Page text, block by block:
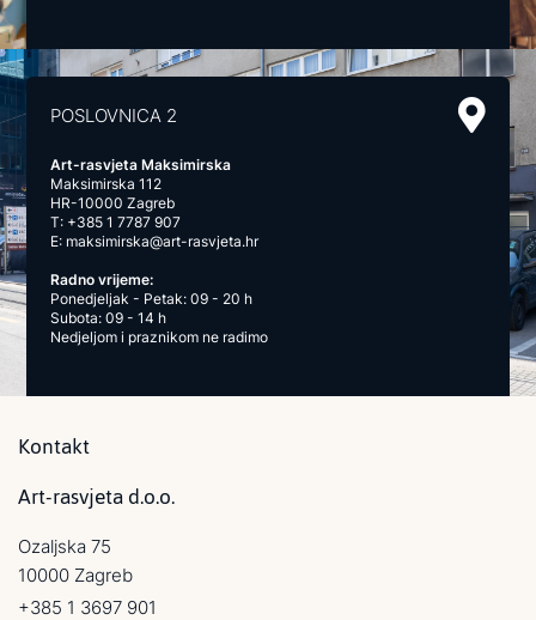
POSLOVNICA 2
Art-rasvjeta Maksimirska
Maksimirska 112
HR-10000 Zagreb
T: +385 1 7787 907
E: maksimirska@art-rasvjeta.hr
Radno vrijeme:
Ponedjeljak - Petak: 09 - 20 h
Subota: 09 - 14 h
Nedjeljom i praznikom ne radimo
Kontakt
Art-rasvjeta d.o.o.
Ozaljska 75
10000 Zagreb
+385 1 3697 901